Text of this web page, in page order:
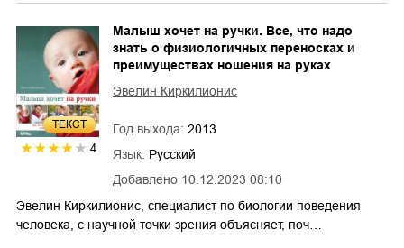
ТЕКСТ
4
Добавлено 10.12.2023 08:10
Малыш хочет на ручки. Все, что надо
знать о физиологичных переносках и
преимуществах ношения на руках
Эвелин Киркилионис
Год выхода: 2013
Язык: Русский
Эвелин Киркилионис, специалист по биологии поведения
человека, с научной точки зрения объясняет, поч…